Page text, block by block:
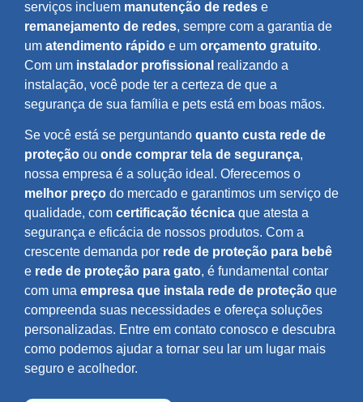
serviços incluem manutenção de redes e
remanejamento de redes, sempre com a garantia de
um atendimento rápido e um orçamento gratuito.
Com um instalador profissional realizando a
instalação, você pode ter a certeza de que a
segurança de sua família e pets está em boas mãos.
Se você está se perguntando quanto custa rede de
proteção ou onde comprar tela de segurança,
nossa empresa é a solução ideal. Oferecemos o
melhor preço do mercado e garantimos um serviço de
qualidade, com certificação técnica que atesta a
segurança e eficácia de nossos produtos. Com a
crescente demanda por rede de proteção para bebê
e rede de proteção para gato, é fundamental contar
com uma empresa que instala rede de proteção que
compreenda suas necessidades e ofereça soluções
personalizadas. Entre em contato conosco e descubra
como podemos ajudar a tornar seu lar um lugar mais
seguro e acolhedor.